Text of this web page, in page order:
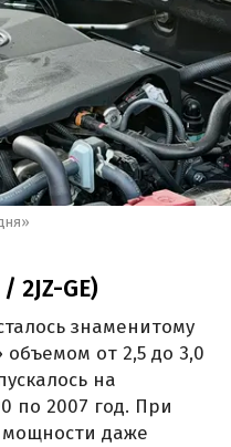
2JZ-GE)
знаменитому
объемом от 2,5 до 3,0
на
по 2007 год. При
даже